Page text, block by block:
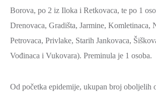
Borova, po 2 iz Iloka i Retkovaca, te po 1
Drenovaca, Gradišta, Jarmine, Komletinaca,
Petrovaca, Privlake, Starih Jankovaca,
Vođinaca i Vukovara). Preminula je 1 osoba.
Od početka epidemije, ukupan broj oboljelih